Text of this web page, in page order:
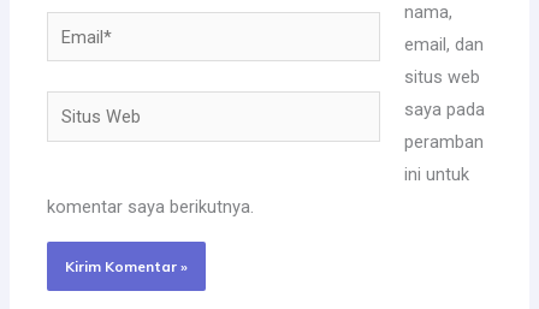
Email*
Situs
Web
nama,
email, dan
situs web
saya pada
peramban
ini untuk
komentar saya berikutnya.